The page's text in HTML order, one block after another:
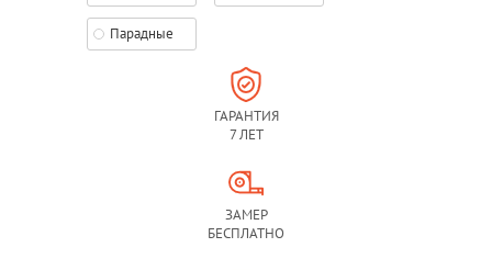
Парадные
ГАРАНТИЯ
7 ЛЕТ
ЗАМЕР
БЕСПЛАТНО